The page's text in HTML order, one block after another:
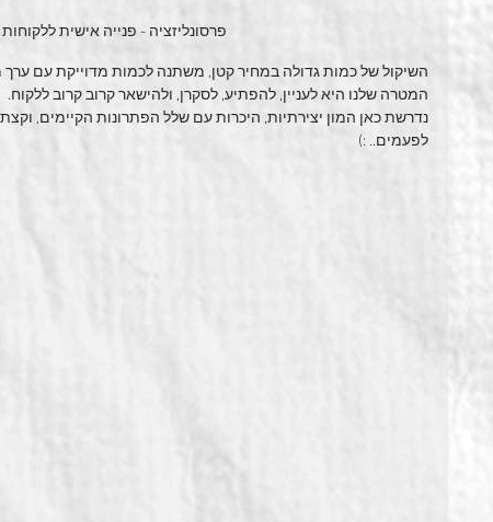
פרסונליזציה - פנייה אישית
השיקול של כמות גדולה במחיר קטן, משתנה לכמות מדוייקת עם ערך
המטרה שלנו היא לעניין, להפתיע, לסקרן, ולהישאר קרוב קרוב ללקוח.
נדרשת כאן המון יצירתיות, היכרות עם שלל הפתרונות הקיימים,
לפעמים.. :)